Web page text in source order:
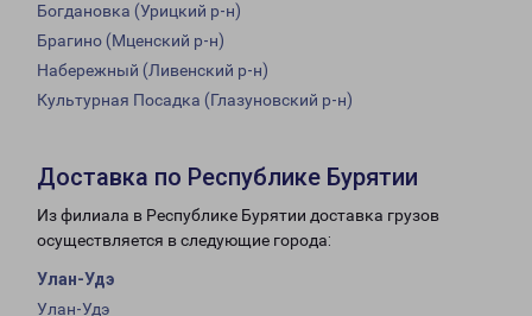
Богдановка (Урицкий р-н)
Брагино (Мценский р-н)
Набережный (Ливенский р-н)
Культурная Посадка (Глазуновский р-н)
Доставка по Республике Бурятии
Из филиала в Республике Бурятии доставка грузов
осуществляется в следующие города:
Улан-Удэ
Улан-Удэ